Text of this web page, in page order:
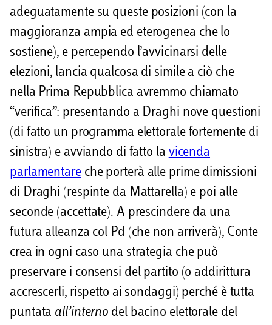
adeguatamente su queste posizioni (con la
maggioranza ampia ed eterogenea che lo
sostiene), e percependo l’avvicinarsi delle
elezioni, lancia qualcosa di simile a ciò che
nella Prima Repubblica avremmo chiamato
“verifica”: presentando a Draghi nove questioni
(di fatto un programma elettorale fortemente di
sinistra) e avviando di fatto la vicenda
parlamentareche porterà alle prime dimissioni
di Draghi (respinte da Mattarella) e poi alle
seconde (accettate). A prescindere da una
futura alleanza col Pd (che non arriverà), Conte
crea in ogni caso una strategia che può
preservare i consensi del partito (o addirittura
accrescerli, rispetto ai sondaggi) perché è tutta
puntata all’interno del bacino elettorale del